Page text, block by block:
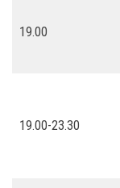
19.00
19.00-23.30